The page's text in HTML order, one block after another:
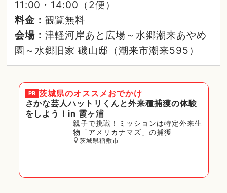
11:00・14:00（2便）
料金： 観覧無料
会場： 津軽河岸あと広場～水郷潮来あやめ
園～水郷旧家 磯山邸（潮来市潮来595）
PR 茨城県のオススメおでかけ
さかな芸人ハットリくんと外来種捕獲の体験
をしよう！in 霞ヶ浦
親子で挑戦！ミッションは特定外来生
物「アメリカナマズ」の捕獲
茨城県稲敷市